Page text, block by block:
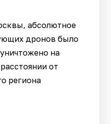
абсолютное
дронов было
на
от
региона